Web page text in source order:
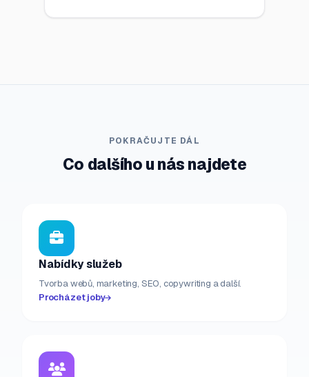
POKRAČUJTE DÁL
Co dalšího u nás najdete
Nabídky služeb
Tvorba webů, marketing, SEO, copywriting a další.
Procházet joby